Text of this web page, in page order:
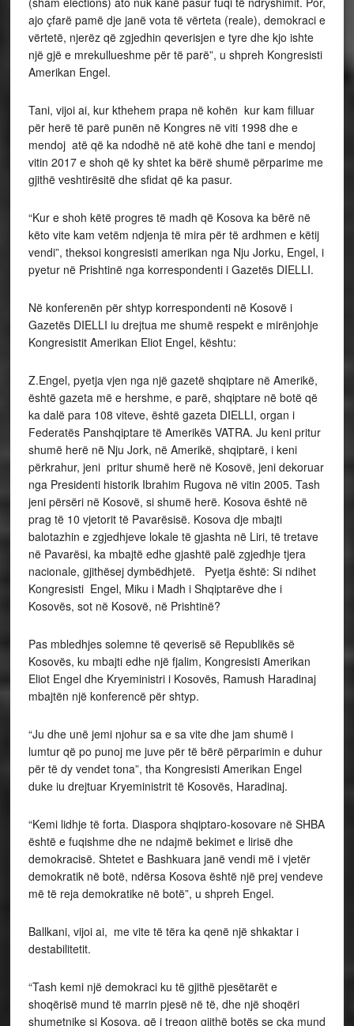
ajo çfarë pamë dje janë vota të vërteta (reale), demokraci e
vërtetë, njerëz që zgjedhin qeverisjen e tyre dhe kjo ishte
një gjë e mrekullueshme për të parë”, u shpreh Kongresisti
Amerikan Engel.
Tani, vijoi ai, kur kthehem prapa në kohën kur kam filluar
për herë të parë punën në Kongres në viti 1998 dhe e
mendoj atë që ka ndodhë në atë kohë dhe tani e mendoj
vitin 2017 e shoh që ky shtet ka bërë shumë përparime me
gjithë veshtirësitë dhe sfidat që ka pasur.
“Kur e shoh këtë progres të madh që Kosova ka bërë në
këto vite kam vetëm ndjenja të mira për të ardhmen e këtij
vendi”, theksoi kongresisti amerikan nga Nju Jorku, Engel, i
pyetur në Prishtinë nga korrespondenti i Gazetës DIELLI.
Në konferenën për shtyp korrespondenti në Kosovë i
Gazetës DIELLI iu drejtua me shumë respekt e mirënjohje
Kongresistit Amerikan Eliot Engel, kështu:
Z.Engel, pyetja vjen nga një gazetë shqiptare në Amerikë,
është gazeta më e hershme, e parë, shqiptare në botë që
ka dalë para 108 viteve, është gazeta DIELLI, organ i
Federatës Panshqiptare të Amerikës VATRA. Ju keni pritur
shumë herë në Nju Jork, në Amerikë, shqiptarë, i keni
përkrahur, jeni pritur shumë herë në Kosovë, jeni dekoruar
nga Presidenti historik Ibrahim Rugova në vitin 2005. Tash
jeni përsëri në Kosovë, si shumë herë. Kosova është në
prag të 10 vjetorit të Pavarësisë. Kosova dje mbajti
balotazhin e zgjedhjeve lokale të gjashta në Liri, të tretave
në Pavarësi, ka mbajtë edhe gjashtë palë zgjedhje tjera
nacionale, gjithësej dymbëdhjetë. Pyetja është: Si ndihet
Kongresisti Engel, Miku i Madh i Shqiptarëve dhe i
Kosovës, sot në Kosovë, në Prishtinë?
Pas mbledhjes solemne të qeverisë së Republikës së
Kosovës, ku mbajti edhe një fjalim, Kongresisti Amerikan
Eliot Engel dhe Kryeministri i Kosovës, Ramush Haradinaj
mbajtën një konferencë për shtyp.
“Ju dhe unë jemi njohur sa e sa vite dhe jam shumë i
lumtur që po punoj me juve për të bërë përparimin e duhur
për të dy vendet tona”, tha Kongresisti Amerikan Engel
duke iu drejtuar Kryeministrit të Kosovës, Haradinaj.
“Kemi lidhje të forta. Diaspora shqiptaro-kosovare në SHBA
është e fuqishme dhe ne ndajmë bekimet e lirisë dhe
demokracisë. Shtetet e Bashkuara janë vendi më i vjetër
demokratik në botë, ndërsa Kosova është një prej vendeve
më të reja demokratike në botë”, u shpreh Engel.
Ballkani, vijoi ai, me vite të tëra ka qenë një shkaktar i
destabilitetit.
“Tash kemi një demokraci ku të gjithë pjesëtarët e
shoqërisë mund të marrin pjesë në të, dhe një shoqëri
shumetnike si Kosova, që i tregon gjithë botës se çka mund